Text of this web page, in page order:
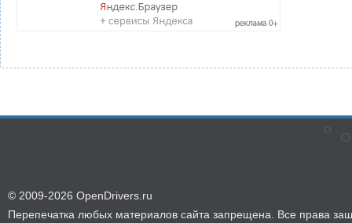
© 2009-2026 OpenDrivers.ru
Перепечатка любых материалов сайта запрещена. Все права